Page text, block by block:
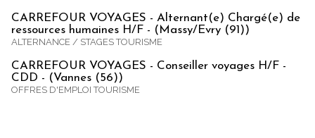
CARREFOUR VOYAGES - Alternant(e) Chargé(e) de
ressources humaines H/F - (Massy/Evry (91))
ALTERNANCE / STAGES TOURISME
CARREFOUR VOYAGES - Conseiller voyages H/F -
CDD - (Vannes (56))
OFFRES D'EMPLOI TOURISME